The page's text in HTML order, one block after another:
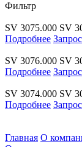
Фильтр
SV 3075.000 SV
Подробнее
SV 3076.000 SV
Подробнее
SV 3074.000 SV
Подробнее
Главная О